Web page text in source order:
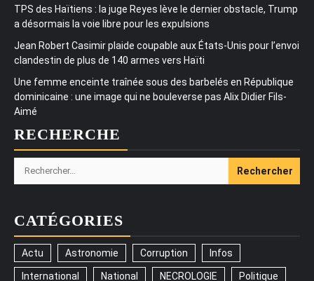
TPS des Haïtiens : la juge Reyes lève le dernier obstacle, Trump
a désormais la voie libre pour les expulsions
Jean Robert Casimir plaide coupable aux États-Unis pour l’envoi
clandestin de plus de 140 armes vers Haïti
Une femme enceinte traînée sous des barbelés en République
dominicaine : une image qui ne bouleverse pas Alix Didier Fils-
Aimé
RECHERCHE
Rechercher :
CATÉGORIES
Actu Astronomie Corruption Infos
International National NECROLOGIE Politique